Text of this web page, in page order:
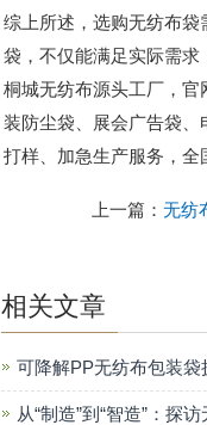
综上所述，选购无纺布
袋，不仅能满足实际需求
桐城无纺布源头工厂，官
装防尘袋、展会广告袋
打样、加急生产服务，全
上一篇：无纺
相关文章
可降解PP无纺布包装袋
从“制造”到“智造”：探访